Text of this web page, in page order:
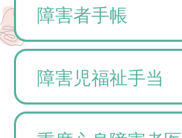
障害者手帳
障害児福祉手当